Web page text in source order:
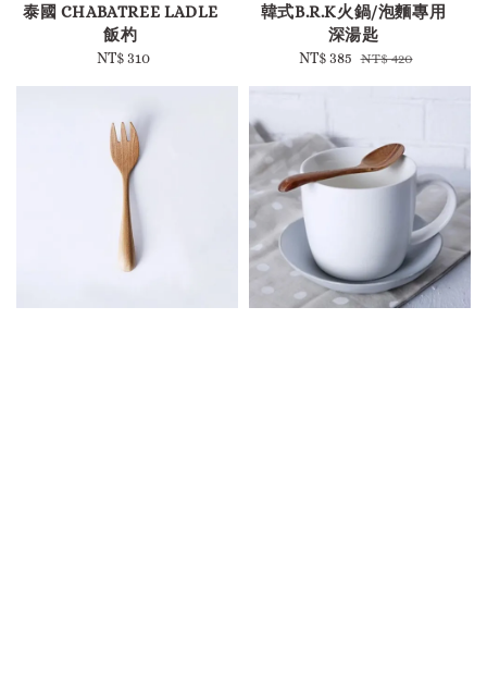
泰國 CHABATREE LADLE
飯杓
Regular
NT$ 310
韓式B.R.K火鍋/泡麵專用
深湯匙
Sale
NT$ 385 Regular
NT$ 420